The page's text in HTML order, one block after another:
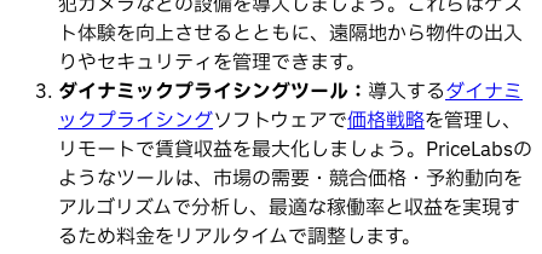
ト体験を向上させるとともに、遠隔地から物件の出入
りやセキュリティを管理できます。
ダイナミックプライシングツール： 導入するダイナミ
ックプライシングソフトウェアで価格戦略を管理し、
リモートで賃貸収益を最大化しましょう。PriceLabsの
ようなツールは、市場の需要・競合価格・予約動向を
アルゴリズムで分析し、最適な稼働率と収益を実現す
るため料金をリアルタイムで調整します。